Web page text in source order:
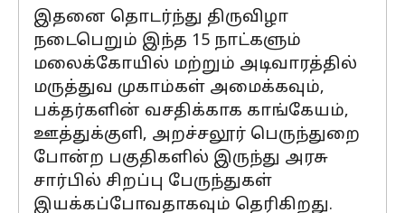
இதனை தொடர்ந்து திருவிழா
நடைபெறும் இந்த 15 நாட்களும்
மலைக்கோயில் மற்றும் அடிவாரத்தில்
மருத்துவ முகாம்கள் அமைக்கவும்,
பக்தர்களின் வசதிக்காக காங்கேயம்,
ஊத்துக்குளி, அறச்சலூர் பெருந்துறை
போன்ற பகுதிகளில் இருந்து அரசு
சார்பில் சிறப்பு பேருந்துகள்
இயக்கப்போவதாகவும் தெரிகிறது.